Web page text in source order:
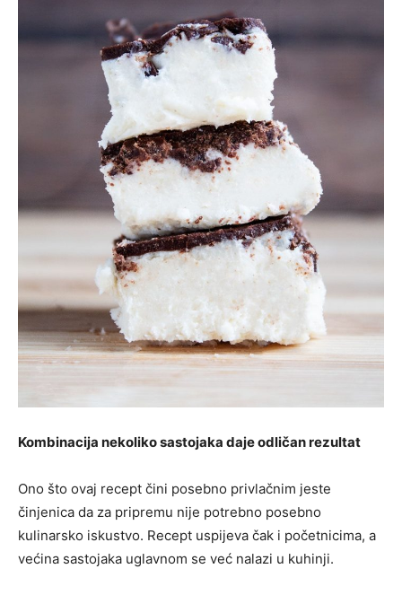
Kombinacija nekoliko sastojaka daje odličan rezultat
Ono što ovaj recept čini posebno privlačnim jeste
činjenica da za pripremu nije potrebno posebno
kulinarsko iskustvo. Recept uspijeva čak i početnicima, a
većina sastojaka uglavnom se već nalazi u kuhinji.